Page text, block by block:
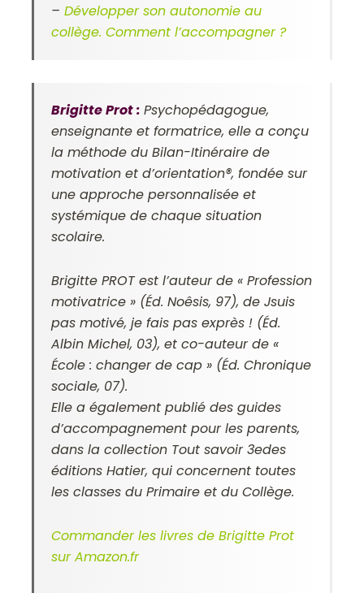
–Développer son autonomie au
collège. Comment l’accompagner ?
Brigitte Prot : Psychopédagogue,
enseignante et formatrice, elle a conçu
la méthode du Bilan-Itinéraire de
motivation et d’orientation®, fondée sur
une approche personnalisée et
systémique de chaque situation
scolaire.
Brigitte PROT est l’auteur de « Profession
motivatrice » (Éd. Noêsis, 97), de Jsuis
pas motivé, je fais pas exprès ! (Éd.
Albin Michel, 03), et co-auteur de «
École : changer de cap » (Éd. Chronique
sociale, 07).
Elle a également publié des guides
d’accompagnement pour les parents,
dans la collection Tout savoir 3edes
éditions Hatier, qui concernent toutes
les classes du Primaire et du Collège.
Commander les livres de Brigitte Prot
sur Amazon.fr